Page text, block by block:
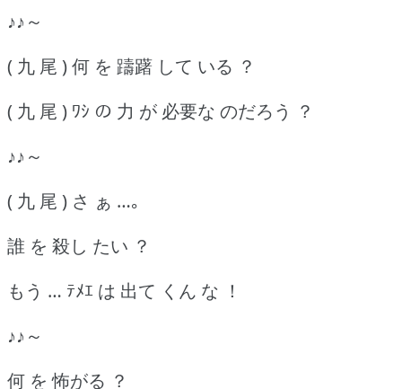
♪♪～
( 九 尾 ) 何 を 躊躇 して いる ？
( 九 尾 ) ﾜｼ の 力 が 必要な のだろう ？
♪♪～
( 九 尾 ) さ ぁ …｡
誰 を 殺し たい ？
もう … ﾃﾒｴ は 出て くん な ！
♪♪～
何 を 怖がる ？